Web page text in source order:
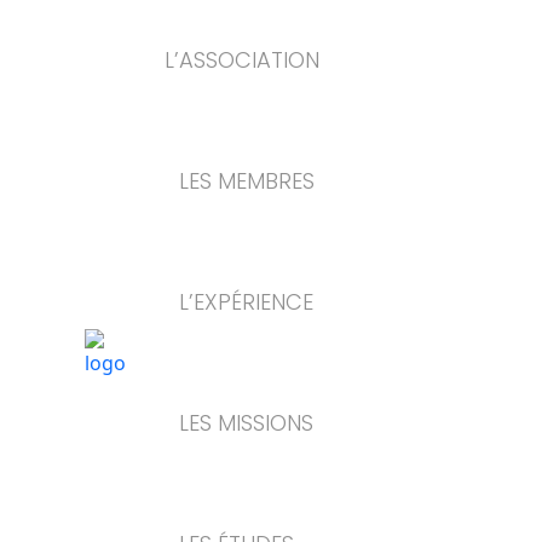
L’ASSOCIATION
LES MEMBRES
L’EXPÉRIENCE
LES MISSIONS